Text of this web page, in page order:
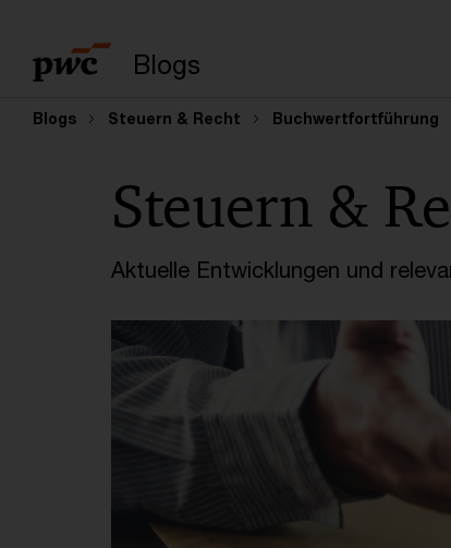
Blogs
Blogs Steuern & Recht Buchwertfortführung
Steuern &
Aktuelle Entwicklungen und